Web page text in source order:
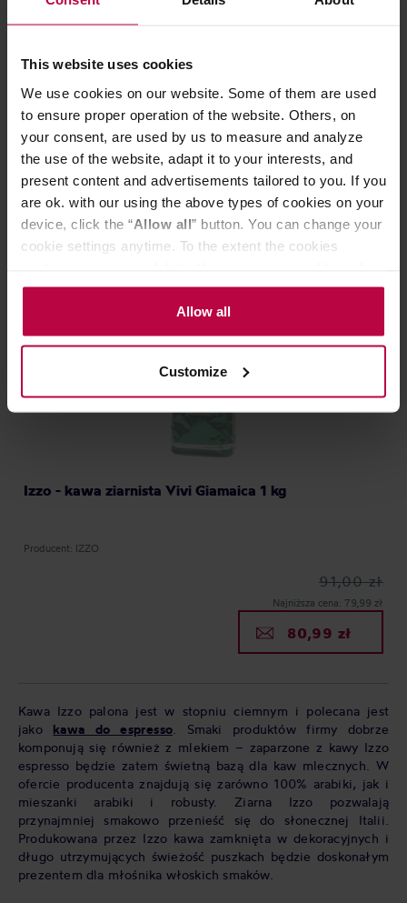
This website uses cookies
We use cookies on our website. Some of them are used
to ensure proper operation of the website. Others, on
your consent, are used by us to measure and analyze
the use of the website, adapt it to your interests, and
present content and advertisements tailored to you. If you
are ok. with our using the above types of cookies on your
device, click the “Allow all” button. You can change your
cookie settings anytime. To the extent the cookies
the controller’s (namely, ALL GOOD S.A., ul.
Mazowiecka 24I/U9, 78-100 Kołobrzeg) or third parties’
legitimate interests which are to ensure a high quality of
activities of the controller and authorized entities. More
information about cookies and the personal data
Allow all
Customize
Izzo - kawa ziarnista Gold 100% Arabica puszka 1 kg
122,00 zł
Najniższa cena: 104,99 zł
119,99 zł
Izzo - kawa ziarnista Vivi Giamaica 1 kg
Producent: IZZO
91,00 zł
Najniższa cena: 79,99 zł
80,99 zł
Kawa Izzo palona jest w stopniu ciemnym i polecana jest
jako kawa do espresso. Smaki produktów firmy dobrze
komponują się również z mlekiem – zaparzone z kawy Izzo
espresso będzie zatem świetną bazą dla kaw mlecznych. W
ofercie producenta znajdują się zarówno 100% arabiki, jak i
mieszanki arabiki i robusty. Ziarna Izzo pozwalają
przynajmniej smakowo przenieść się do słonecznej Italii.
Produkowana przez Izzo kawa zamknięta w dekoracyjnych i
długo utrzymujących świeżość puszkach będzie doskonałym
prezentem dla młośnika włoskich smaków.